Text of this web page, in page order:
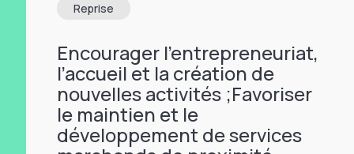
Reprise
Encourager l’entrepreneuriat,
l’accueil et la création de
nouvelles activités ;Favoriser
le maintien et le
développement de services